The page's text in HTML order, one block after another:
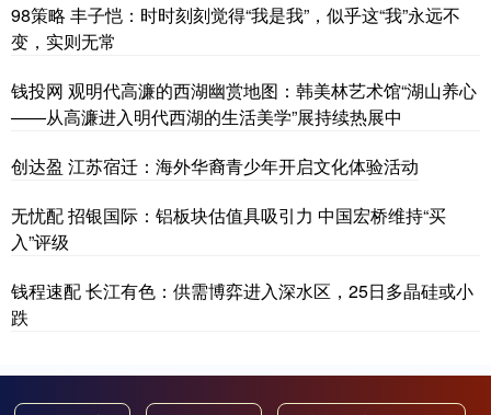
98策略 丰子恺：时时刻刻觉得“我是我”，似乎这“我”永远不
变，实则无常
钱投网 观明代高濂的西湖幽赏地图：韩美林艺术馆“湖山养心
——从高濂进入明代西湖的生活美学”展持续热展中
创达盈 江苏宿迁：海外华裔青少年开启文化体验活动
无忧配 招银国际：铝板块估值具吸引力 中国宏桥维持“买
入”评级
钱程速配 长江有色：供需博弈进入深水区，25日多晶硅或小
跌